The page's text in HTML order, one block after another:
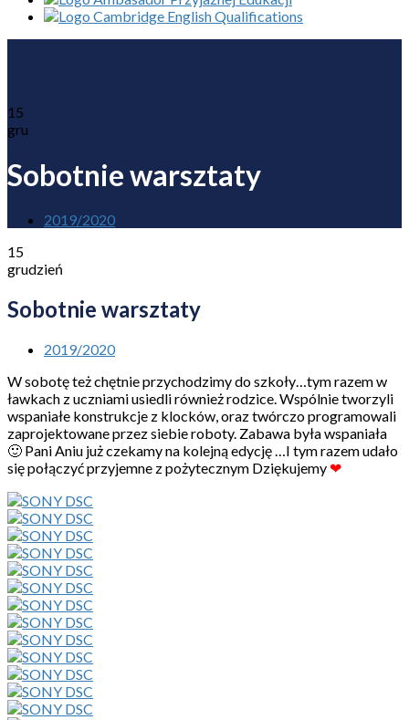
15
gru
Sobotnie warsztaty
2019/2020
15
grudzień
Sobotnie warsztaty
2019/2020
W sobotę też chętnie przychodzimy do szkoły…tym razem w
ławkach z uczniami usiedli również rodzice. Wspólnie tworzyli
wspaniałe konstrukcje z klocków, oraz twórczo programowali
zaprojektowane przez siebie roboty. Zabawa była wspaniała
🙂 Pani Aniu już czekamy na kolejną edycję …I tym razem udało
się połączyć przyjemne z pożytecznym Dziękujemy ❤